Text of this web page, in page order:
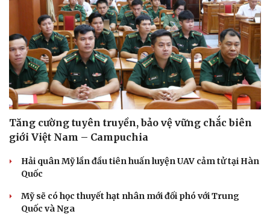
Doanh nghiệp
Thông tin doanh nghiệp
Doanh nghiệp 24h
Doanh nhân
Vì cộng đồng
Công nghệ
Sành điệu
Tin Công nghệ
Trải nghiệm
Chuyển đổi số
Tăng cường tuyên truyền, bảo vệ vững chắc biên
giới Việt Nam – Campuchia
Hải quân Mỹ lần đầu tiên huấn luyện UAV cảm tử tại Hàn
Quốc
Mỹ sẽ có học thuyết hạt nhân mới đối phó với Trung
Quốc và Nga